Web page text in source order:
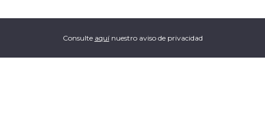
Consulte aquínuestro aviso de privacidad